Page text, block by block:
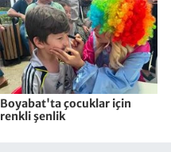
Boyabat'ta çocuklar için
renkli şenlik